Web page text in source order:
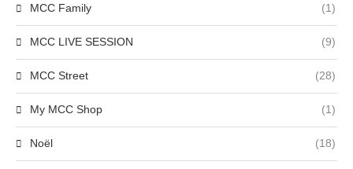
MCC Family (1)
MCC LIVE SESSION (9)
MCC Street (28)
My MCC Shop (1)
Noël (18)